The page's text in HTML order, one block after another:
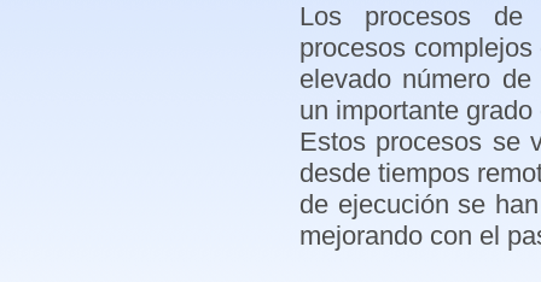
Los procesos de
procesos
elevado número
un importante
Estos procesos se
desde tiempos
de ejecución se
mejorando con el